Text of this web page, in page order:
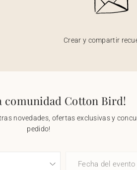
Crear y compartir
comunidad Cotton Bird!
novedades, ofertas exclusivas y
pedido!
Fecha del evento